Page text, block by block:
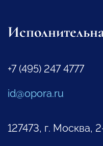
+7 (495) 247 4777
id@opora.ru
127473, г. Москва,